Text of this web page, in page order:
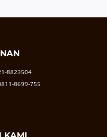
8823504
8699-755